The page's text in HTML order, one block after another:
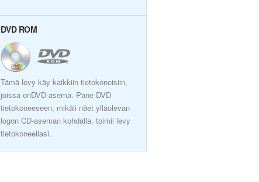
DVD ROM
Tämä levy käy kaikkiin tietokoneisiin,
joissa onDVD-asema. Pane DVD
tietokoneeseen, mikäli näet ylläolevan
logon CD-aseman kohdalla, toimii levy
tietokoneellasi.